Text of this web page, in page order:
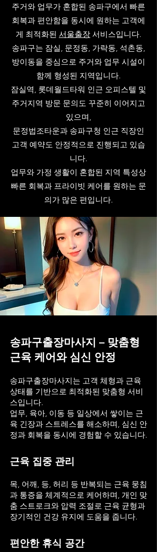
주거와 업무가 혼합된 송파구에서 빠른
회복과 편안함을 동시에 원하는 고객에
게 최적화된 서울출장 서비스입니다.
송파구는 잠실, 문정동, 가락동, 석촌동,
방이동을 중심으로 주거와 업무 시설이
함께 형성된 지역입니다.
잠실역, 롯데월드타워 인근 오피스텔 및
주거지역 방문 문의도 꾸준히 이어지고
있으며,
문정법조타운과 송파구청 인근 직장인
고객 예약도 안정적으로 진행되고 있습
니다.
업무와 가정 생활이 혼합된 지역 특성상
빠른 회복과 프라이빗 케어를 원하는 문
의가 많은 편입니다.
송파구출장마사지 – 맞춤형
근육 케어와 심신 안정
송파구출장마사지는 고객 체형과 근육
상태를 기반으로 최적화된 맞춤형 서비
스입니다.
업무, 육아, 이동 등 일상에서 쌓이는 근
육 긴장과 스트레스를 해소하며, 심신 안
정과 회복을 동시에 경험할 수 있습니다.
근육 집중 관리
목, 어깨, 등, 허리 등 반복되는 근육 뭉침
과 통증을 체계적으로 케어하며, 개인 맞
춤 스트로크와 압력 조절로 근육 균형과
장기적인 건강 유지에 도움을 줍니다.
편안한 휴식 공간